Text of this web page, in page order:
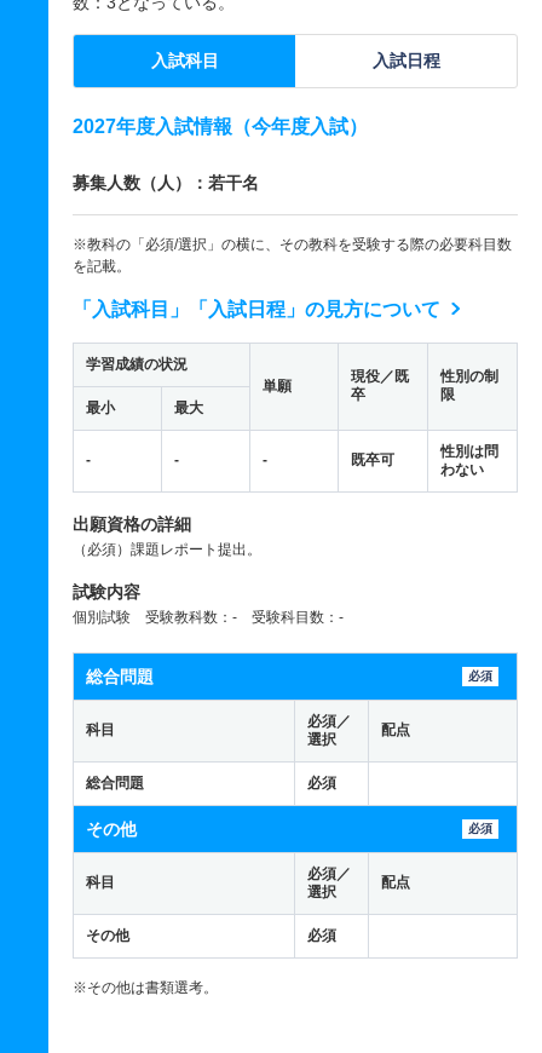
入試科目 入試日程
2027年度入試情報（今年度入試）
募集人数（人）：若干名
※教科の「必須/選択」の横に、その教科を受験する際の必要科目数
を記載。
「入試科目」「入試日程」の見方について
学習成績の状況
単願
現役／既
卒
性別の制
限
最小 最大
- - - 既卒可
性別は問
わない
出願資格の詳細
（必須）課題レポート提出。
試験内容
個別試験 受験教科数：- 受験科目数：-
総合問題 必須
科目
必須／
選択
配点
総合問題 必須
その他 必須
科目
必須／
選択
配点
その他 必須
※その他は書類選考。